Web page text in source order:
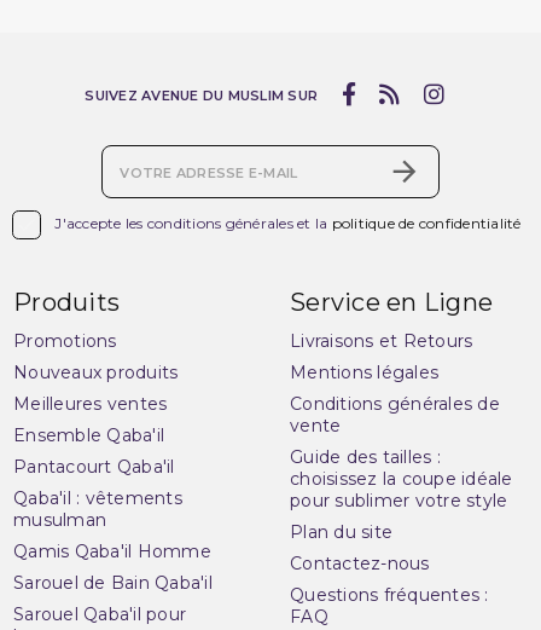
J'accepte les conditions générales et la politique de confidentialité
SUIVEZ AVENUE DU MUSLIM SUR
Produits
Promotions
Nouveaux produits
Meilleures ventes
Ensemble Qaba'il
Pantacourt Qaba'il
Qaba'il : vêtements
musulman
Qamis Qaba'il Homme
Sarouel de Bain Qaba'il
Sarouel Qaba'il pour
Service en Ligne
Livraisons et Retours
Mentions légales
Conditions générales de
vente
Guide des tailles :
choisissez la coupe idéale
pour sublimer votre style
Plan du site
Contactez-nous
Questions fréquentes :
FAQ